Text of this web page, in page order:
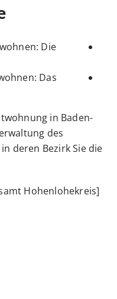
Die
Das
in Baden-
des
deren Bezirk Sie die
Hohenlohekreis]